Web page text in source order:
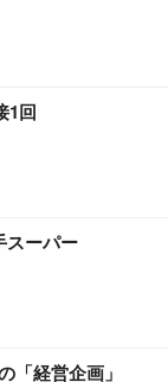
1回
スーパー
「経営企画」